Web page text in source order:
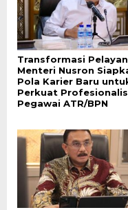
Transformasi
Menteri Nusron
Pola Karier Baru
Perkuat
Pegawai ATR/BPN